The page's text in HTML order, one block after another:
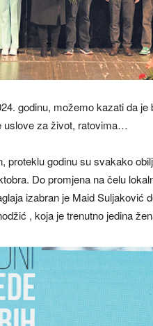
godinu, možemo kazati da
uslove za život, ratovima…
proteklu godinu su svakako
Do promjena na čelu
izabran je Maid Suljaković
, koja je trenutno jedina